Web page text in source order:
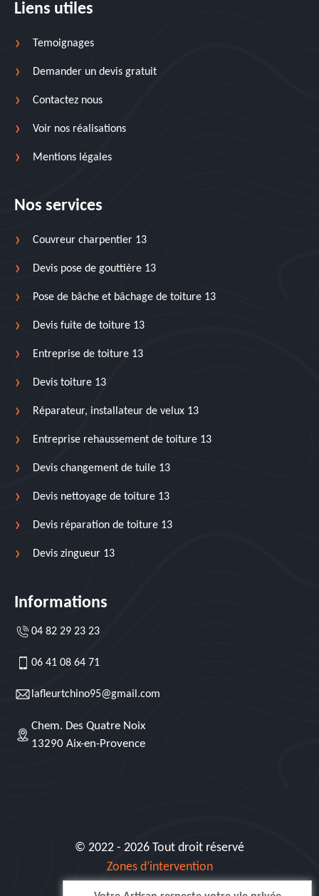
Liens utiles
Temoignages
Demander un devis gratuit
Contactez nous
Voir nos réalisations
Mentions légales
Nos services
Couvreur charpentier 13
Devis pose de gouttière 13
Pose de bâche et bâchage de toiture 13
Devis fuite de toiture 13
Entreprise de toiture 13
Devis toiture 13
Réparateur, installateur de velux 13
Entreprise rehaussement de toiture 13
Devis changement de tuile 13
Devis nettoyage de toiture 13
Devis réparation de toiture 13
Devis zingueur 13
Informations
04 82 29 23 23
06 41 08 64 71
lafleurtchino95@gmail.com
Chem. Des Quatre Noix
13290 Aix-en-Provence
© 2022 - 2026 Tout droit réservé
Zones d’intervention